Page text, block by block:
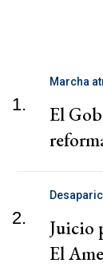
1.
Marcha
El
2.
Juicio
El